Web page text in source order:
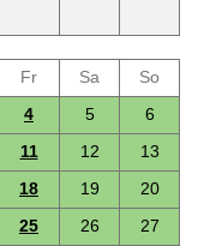
Fr Sa
So
4 5
6
11 12
13
18 19
20
25 26
27